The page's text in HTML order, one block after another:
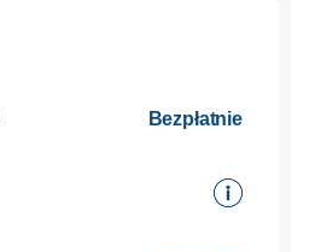
Bezpłatnie